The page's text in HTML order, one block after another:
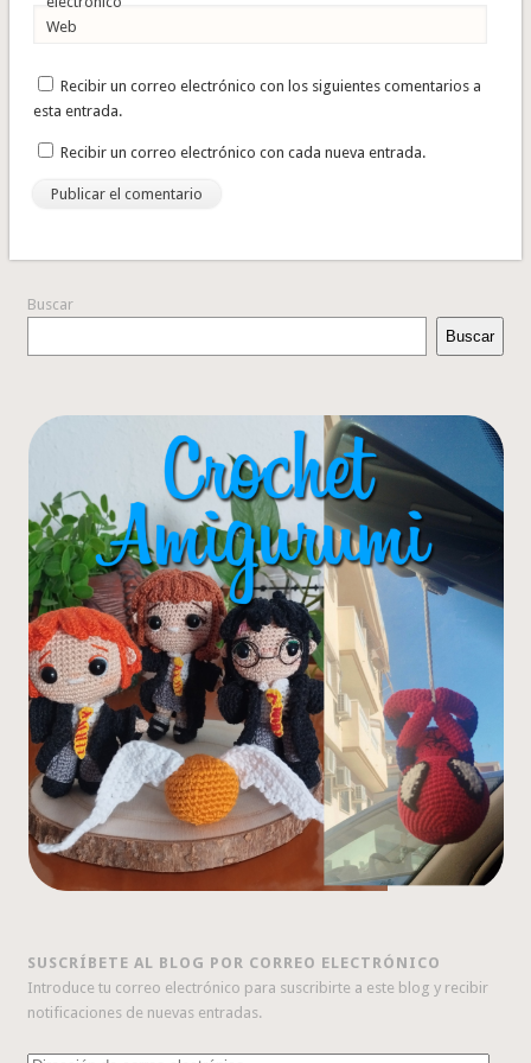
Web
Recibir un correo electrónico con los siguientes comentarios a
esta entrada.
Recibir un correo electrónico con cada nueva entrada.
Buscar
Buscar
SUSCRÍBETE AL BLOG POR CORREO ELECTRÓNICO
Introduce tu correo electrónico para suscribirte a este blog y recibir
notificaciones de nuevas entradas.